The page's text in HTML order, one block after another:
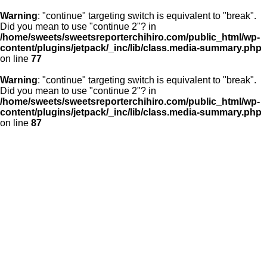
Warning: "continue" targeting switch is equivalent to "break".
Did you mean to use "continue 2"? in
/home/sweets/sweetsreporterchihiro.com/public_html/wp-
content/plugins/jetpack/_inc/lib/class.media-summary.php
on line 77
Warning: "continue" targeting switch is equivalent to "break".
Did you mean to use "continue 2"? in
/home/sweets/sweetsreporterchihiro.com/public_html/wp-
content/plugins/jetpack/_inc/lib/class.media-summary.php
on line 87